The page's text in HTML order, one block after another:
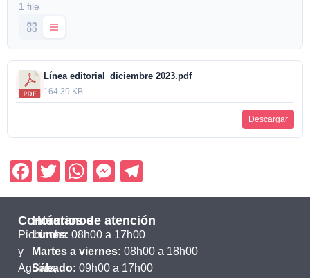
1 file
Línea editorial_diciembre 2023.pdf
164.39 KB
Descargar
Facebook
TwitterWhatsApp
Messenger
Contáctanos
Pichincha
y
Aguirre,
Horarios de atención
Lunes: 08h00 a 17h00
Martes a viernes: 08h00 a 18h00
Sábado: 09h00 a 17h00